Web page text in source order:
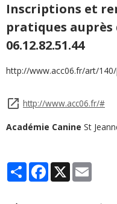
Inscriptions et
pratiques auprès
06.12.82.51.44
http://www.acc06.fr/art/
http://www.acc06.fr/#
Académie Canine St
PartagerFacebook
X